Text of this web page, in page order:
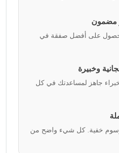
مضمون
على أفضل صفقة في
وخبيرة
جاهز لمساعدتك في كل
رسوم خفية. كل شيء واضح من